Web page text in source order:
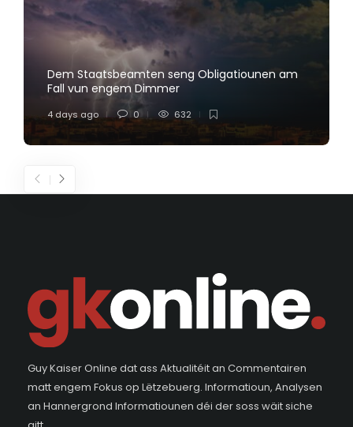
Dem Staatsbeamten seng Obligatiounen am
Fall vun engem Dimmer
4 days ago 0 632
Guy Kaiser Online dat ass Aktualitéit an Commentairen
matt engem Fokus op Lëtzebuerg. Informatioun, Analysen
an Hannergrond Informatiounen déi der soss wäit siche